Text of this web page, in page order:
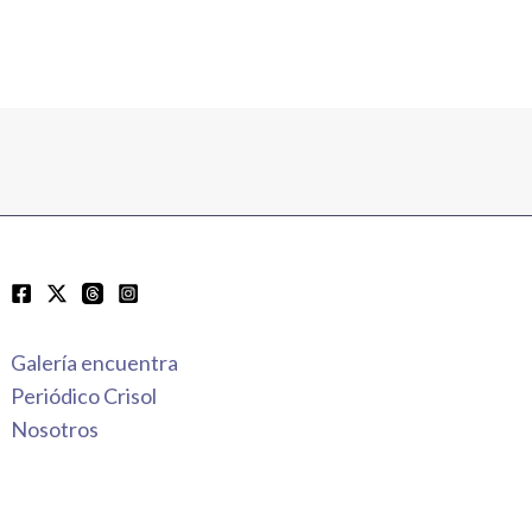
Galería encuentra
Periódico Crisol
Nosotros